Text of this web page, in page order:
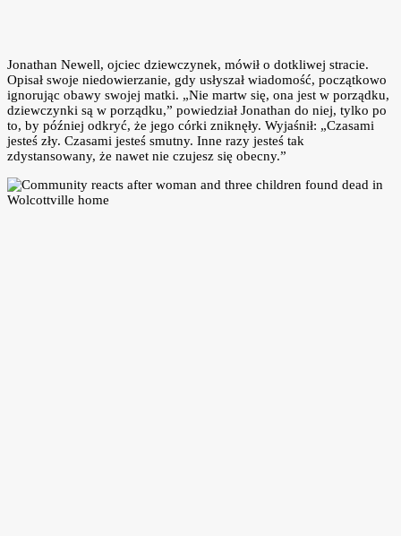
Jonathan Newell, ojciec dziewczynek, mówił o dotkliwej stracie.
Opisał swoje niedowierzanie, gdy usłyszał wiadomość, początkowo
ignorując obawy swojej matki. „Nie martw się, ona jest w porządku,
dziewczynki są w porządku,” powiedział Jonathan do niej, tylko po
to, by później odkryć, że jego córki zniknęły. Wyjaśnił: „Czasami
jesteś zły. Czasami jesteś smutny. Inne razy jesteś tak
zdystansowany, że nawet nie czujesz się obecny.”